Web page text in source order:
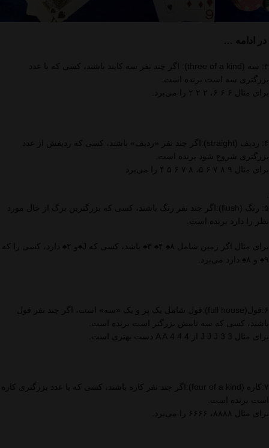
در ادامه …
۳: سه (three of a kind): اگر چند نفر سه کایند باشند، کسی که با عدد
بزرگتری سه است برنده است.
برای مثال ۶ ۶ ۶، ۲ ۲ ۲ را می‌برد.
۴: ردیف (straight):اگر چند نفر «ردیف» باشند، کسی که ردیفش از عدد
بزرگتری شروع شود برنده است.
برای مثال ۹ ۸ ۷ ۶ ۵، ۸ ۷ ۶ ۵ ۴ را می‌برد
۵: رنگ (flush):اگر چند نفر رنگ باشند، کسی که بزرگترین برگ از خال مورد
نظر را دارد برنده است.
برای مثال اگر زمین شامل ۸♠ ۴♠ ۳♠ باشد، کسی که J♠و ۲♠ دارد، کسی را که
۹♠ و ۸♠ دارد می‌برد.
۶:فول(full house):فول شامل یک پر و یک «سه» است، اگر چند نفر فول
باشند، کسی که سه تاییش بزرگتر است برنده است.
برای مثال J J J 3 3 از 4 4 4 A A دست بهتری است.
۷:کاره (four of a kind):اگر چند نفر کاره باشند، کسی که با عدد بزرگتری کاره
است برنده است.
برای مثال ۸۸۸۸، ۶۶۶۶ را می‌برد.